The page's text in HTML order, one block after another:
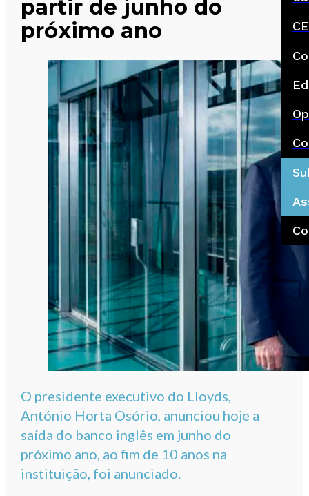
partir de junho do
próximo ano
O presidente executivo do Lloyds,
António Horta Osório, anunciou hoje a
saída do banco inglês em junho do
próximo ano, ao fim de 10 anos na
instituição, foi anunciado.